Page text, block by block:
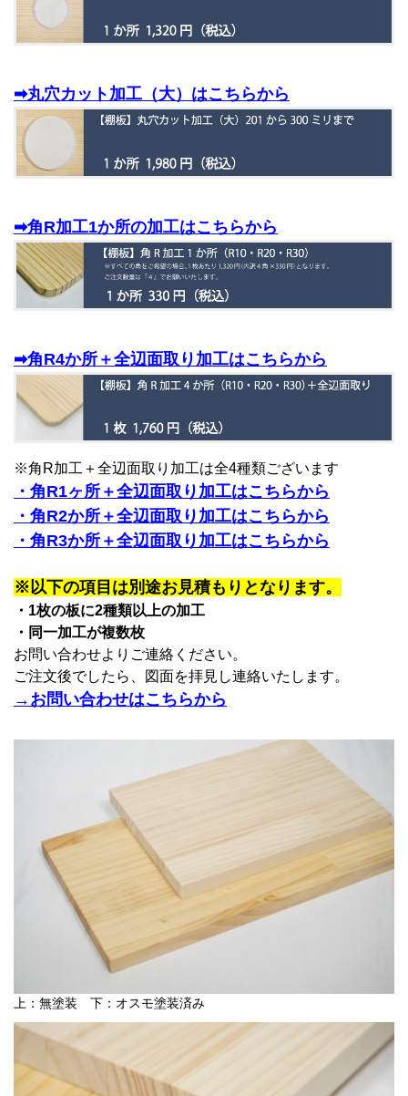
➡丸穴カット加工（大）はこちらから
➡角R加工1か所の加工はこちらから
➡角R4か所＋全辺面取り加工はこちらから
※角R加工＋全辺面取り加工は全4種類ございます
・角R1ヶ所＋全辺面取り加工はこちらから
・角R2か所＋全辺面取り加工はこちらから
・角R3か所＋全辺面取り加工はこちらから
※以下の項目は別途お見積もりとなります。
・1枚の板に2種類以上の加工
・同一加工が複数枚
お問い合わせよりご連絡ください。
ご注文後でしたら、図面を拝見し連絡いたします。
→お問い合わせはこちらから
上：無塗装 下：オスモ塗装済み